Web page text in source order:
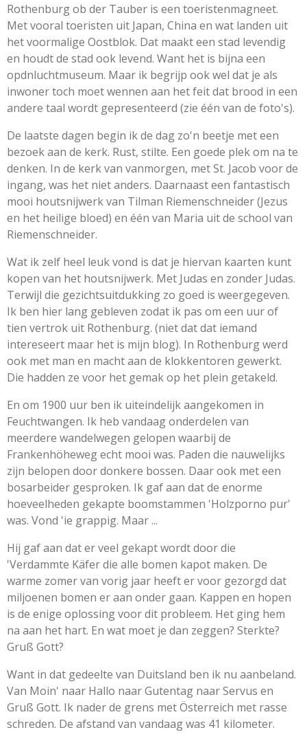
Rothenburg ob der Tauber is een toeristenmagneet.
Met vooral toeristen uit Japan, China en wat landen uit
het voormalige Oostblok. Dat maakt een stad levendig
en houdt de stad ook levend. Want het is bijna een
opdnluchtmuseum. Maar ik begrijp ook wel dat je als
inwoner toch moet wennen aan het feit dat brood in een
andere taal wordt gepresenteerd (zie één van de foto's).
De laatste dagen begin ik de dag zo'n beetje met een
bezoek aan de kerk. Rust, stilte. Een goede plek om na te
denken. In de kerk van vanmorgen, met St. Jacob voor de
ingang, was het niet anders. Daarnaast een fantastisch
mooi houtsnijwerk van Tilman Riemenschneider (Jezus
en het heilige bloed) en één van Maria uit de school van
Riemenschneider.
Wat ik zelf heel leuk vond is dat je hiervan kaarten kunt
kopen van het houtsnijwerk. Met Judas en zonder Judas.
Terwijl die gezichtsuitdukking zo goed is weergegeven.
Ik ben hier lang gebleven zodat ik pas om een uur of
tien vertrok uit Rothenburg. (niet dat dat iemand
intereseert maar het is mijn blog). In Rothenburg werd
ook met man en macht aan de klokkentoren gewerkt.
Die hadden ze voor het gemak op het plein getakeld.
En om 1900 uur ben ik uiteindelijk aangekomen in
Feuchtwangen. Ik heb vandaag onderdelen van
meerdere wandelwegen gelopen waarbij de
Frankenhöheweg echt mooi was. Paden die nauwelijks
zijn belopen door donkere bossen. Daar ook met een
bosarbeider gesproken. Ik gaf aan dat de enorme
hoeveelheden gekapte boomstammen 'Holzporno pur'
was. Vond 'ie grappig. Maar ...
Hij gaf aan dat er veel gekapt wordt door die
'Verdammte Käfer die alle bomen kapot maken. De
warme zomer van vorig jaar heeft er voor gezorgd dat
miljoenen bomen er aan onder gaan. Kappen en hopen
is de enige oplossing voor dit probleem. Het ging hem
na aan het hart. En wat moet je dan zeggen? Sterkte?
Gruß Gott?
Want in dat gedeelte van Duitsland ben ik nu aanbeland.
Van Moin' naar Hallo naar Gutentag naar Servus en
Gruß Gott. Ik nader de grens met Österreich met rasse
schreden. De afstand van vandaag was 41 kilometer.